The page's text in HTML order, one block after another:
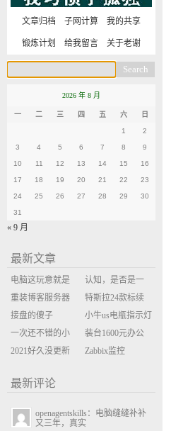
文章归档 子网计算 我的共享
锻炼计划 给我留言 关于老谢
2026 年 8 月
一 二 三 四 五 六 日
1 2
3 4 5 6 7 8 9
10 11 12 13 14 15 16
17 18 19 20 21 22 23
24 25 26 27 28 29 30
31
« 9 月
最新文章
电脑这玩意就是
缝缝补补的事
认知，是否是一
座大山？当架构
决策变成配置清
单比价
重装博客服务器
环境
特斯拉24款标续
Model Y 2万公里
使用体验
接盘的傻子
小牛us电瓶指示灯
闪三次不上电
一次还不错的小
米售后体验
装台1600元办公
主机
2021好久没更新
Zabbix监控
最新评论
openagentskills：电脑缝缝补补
又三年，真实